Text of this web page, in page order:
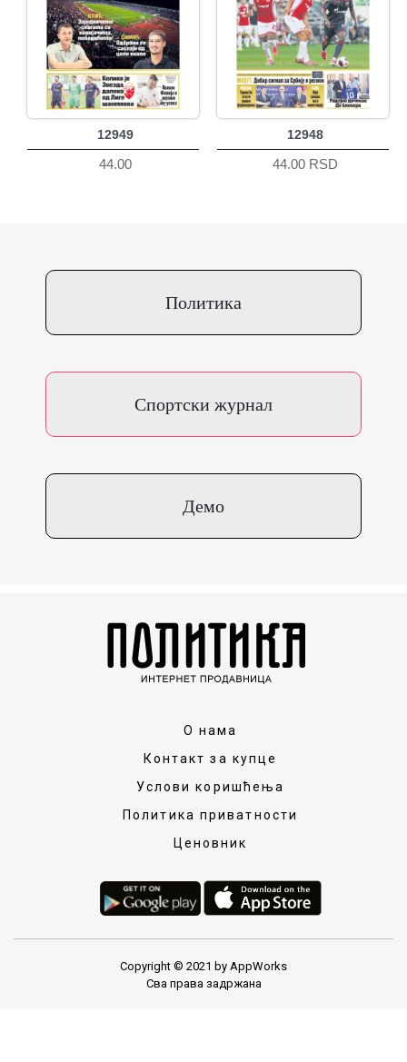
12949
44.00
12948
44.00 RSD
Политика
Спортски журнал
Демо
О нама
Контакт за купце
Услови коришћења
Политика приватности
Ценовник
Copyright © 2021 by AppWorks
Сва права задржана